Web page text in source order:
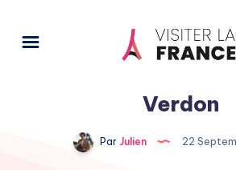
Verdon
Par Julien 22